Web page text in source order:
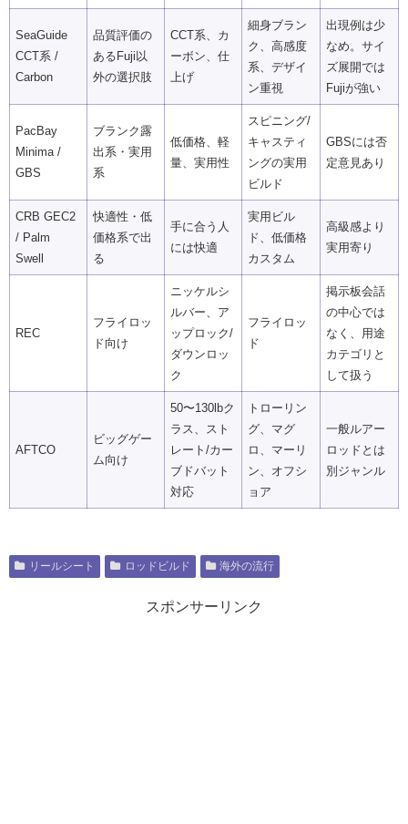
SeaGuide
CCT系 /
Carbon
品質評価の
あるFuji以
外の選択肢
CCT系、カ
ーボン、仕
上げ
細身ブラン
ク、高感度
系、デザイ
ン重視
出現例は少
なめ。サイ
ズ展開では
Fujiが強い
PacBay
Minima /
GBS
ブランク露
出系・実用
系
低価格、軽
量、実用性
スピニング/
キャスティ
ングの実用
ビルド
GBSには否
定意見あり
CRB GEC2
/ Palm
Swell
快適性・低
価格系で出
る
手に合う人
には快適
実用ビル
ド、低価格
カスタム
高級感より
実用寄り
REC
フライロッ
ド向け
ニッケルシ
ルバー、ア
ップロック/
ダウンロッ
ク
フライロッ
ド
掲示板会話
の中心では
なく、用途
カテゴリと
して扱う
AFTCO
ビッグゲー
ム向け
50〜130lbク
ラス、スト
レート/カー
ブドバット
対応
トローリン
グ、マグ
ロ、マーリ
ン、オフシ
ョア
一般ルアー
ロッドとは
別ジャンル
リールシート ロッドビルド 海外の流行
スポンサーリンク